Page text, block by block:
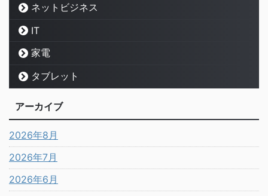
ネットビジネス
IT
家電
タブレット
アーカイブ
2026年8月
2026年7月
2026年6月